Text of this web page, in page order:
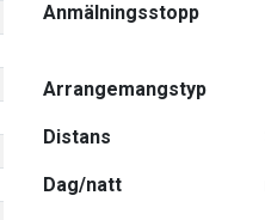
Anmälningsstopp
Arrangemangstyp
Distans
Dag/natt